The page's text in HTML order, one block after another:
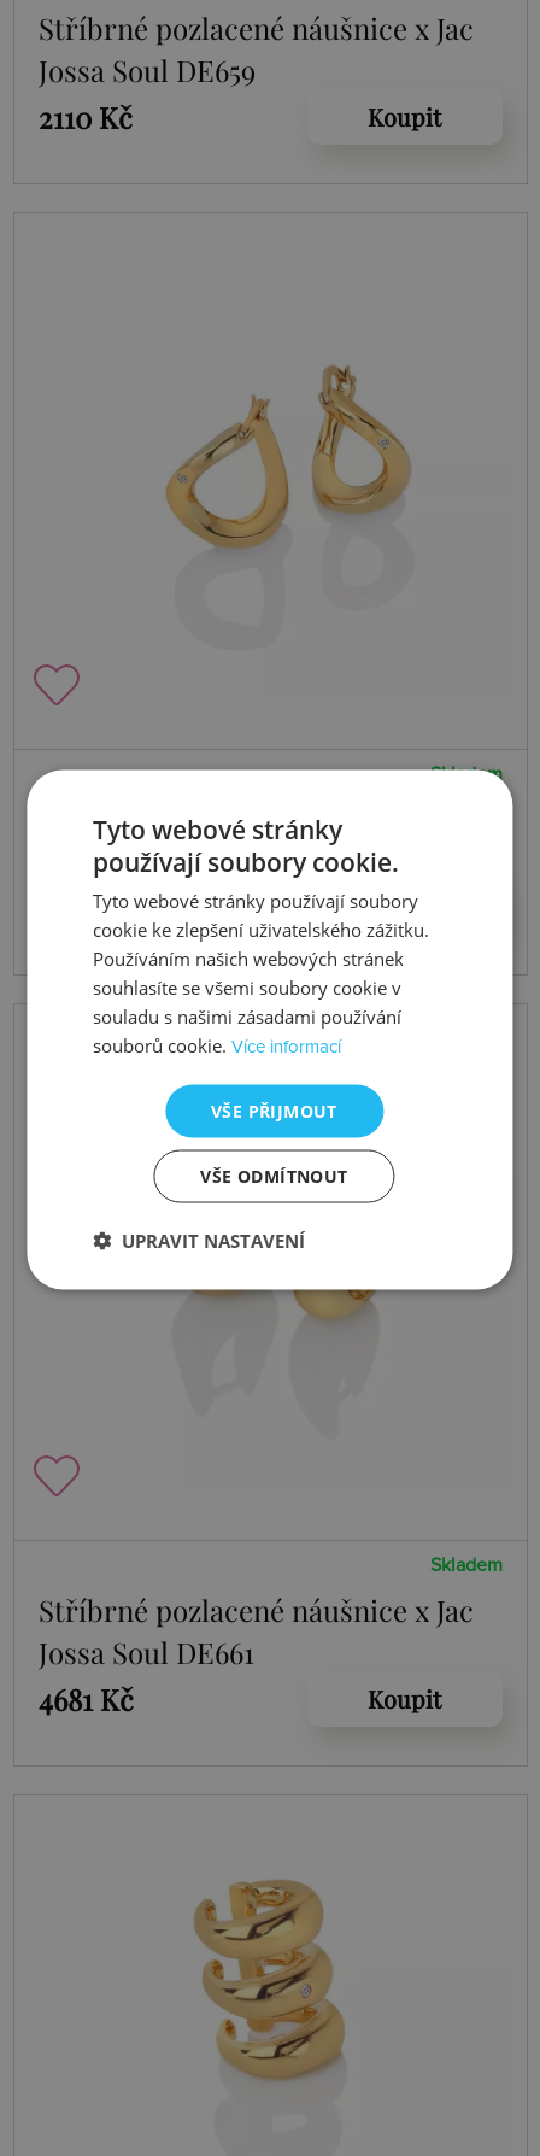
Stříbrné pozlacené náušnice x Jac
Jossa Soul DE659
2110 Kč
Koupit
Skladem
Stříbrné pozlacené náušnice x Jac
Jossa Soul DE660
3080 Kč
Koupit
Skladem
Stříbrné pozlacené náušnice x Jac
Jossa Soul DE661
4681 Kč
Koupit
Tyto webové stránky
používají soubory cookie.
Tyto webové stránky používají soubory
cookie ke zlepšení uživatelského zážitku.
Používáním našich webových stránek
souhlasíte se všemi soubory cookie v
souladu s našimi zásadami používání
souborů cookie.Více informací
VŠE PŘIJMOUT
VŠE ODMÍTNOUT
UPRAVIT NASTAVENÍ